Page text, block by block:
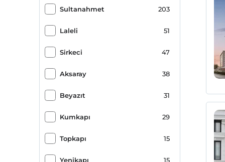
Sultanahmet 203
Laleli 51
Sirkeci 47
Aksaray 38
Beyazıt 31
Kumkapı 29
Topkapı 15
Yenikapı 15